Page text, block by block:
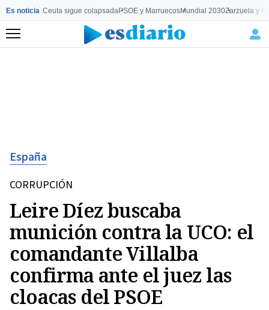
Es noticia Ceuta sigue colapsadaPSOE y MarruecosMundial 2030Zarzuela y
Menú
España
CORRUPCIÓN
Leire Díez buscaba
munición contra la UCO: el
comandante Villalba
confirma ante el juez las
cloacas del PSOE